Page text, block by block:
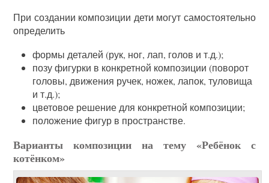
При создании композиции дети могут самостоятельно
определить
формы деталей (рук, ног, лап, голов и т.д.);
позу фигурки в конкретной композиции (поворот
головы, движения ручек, ножек, лапок, туловища
и т.д.);
цветовое решение для конкретной композиции;
положение фигур в пространстве.
Варианты композиции на тему «Ребёнок с
котёнком»